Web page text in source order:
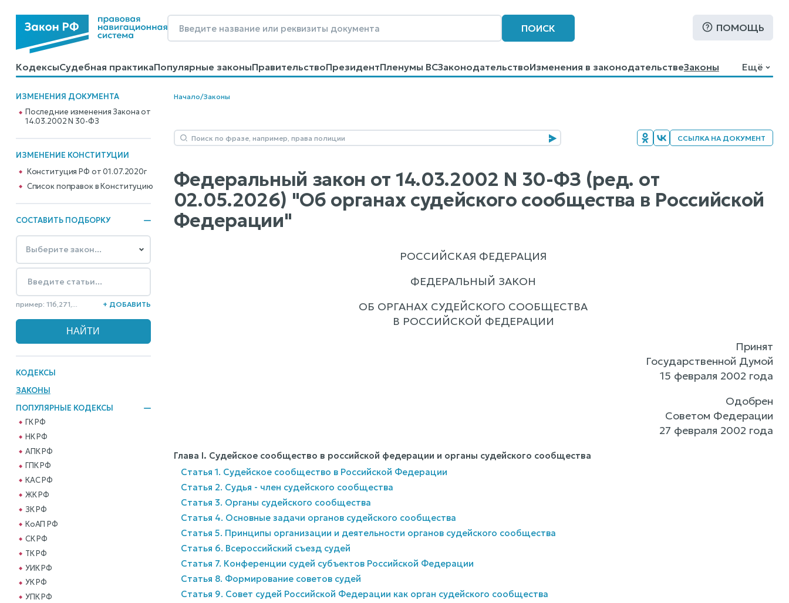
ПОИСК ПОМОЩЬ
КодексыСудебная практикаПопулярные законыПравительствоПрезидентПленумы ВСЗаконодательствоИзменения в законодательствеЗаконы
КалькуляторыСправочные материалыОбразцы договоровКонтактыПомощьПоиск
Ещё
ИЗМЕНЕНИЯ ДОКУМЕНТА
Последние изменения Закона от
14.03.2002 N 30-ФЗ
ИЗМЕНЕНИЕ КОНСТИТУЦИИ
Конституция РФ от 01.07.2020г
Cписок поправок в Конституцию
СОСТАВИТЬ ПОДБОРКУ
пример: 116,271,... + ДОБАВИТЬ
КОДЕКСЫ
ЗАКОНЫ
ПОПУЛЯРНЫЕ КОДЕКСЫ
ГК РФ
НК РФ
АПК РФ
ГПК РФ
КАС РФ
ЖК РФ
ЗК РФ
КоАП РФ
СК РФ
ТК РФ
УИК РФ
УК РФ
УПК РФ
Начало/Законы
ССЫЛКА НА ДОКУМЕНТ
Федеральный закон от 14.03.2002 N 30-ФЗ (ред. от
02.05.2026) "Об органах судейского сообщества в Российской
Федерации"
РОССИЙСКАЯ ФЕДЕРАЦИЯ
ФЕДЕРАЛЬНЫЙ ЗАКОН
ОБ ОРГАНАХ СУДЕЙСКОГО СООБЩЕСТВА
В РОССИЙСКОЙ ФЕДЕРАЦИИ
Принят
Государственной Думой
15 февраля 2002 года
Одобрен
Советом Федерации
27 февраля 2002 года
Глава I. Судейское сообщество в российской федерации и органы судейского сообщества
Статья 1. Судейское сообщество в Российской Федерации
Статья 2. Судья - член судейского сообщества
Статья 3. Органы судейского сообщества
Статья 4. Основные задачи органов судейского сообщества
Статья 5. Принципы организации и деятельности органов судейского сообщества
Статья 6. Всероссийский съезд судей
Статья 7. Конференции судей субъектов Российской Федерации
Статья 8. Формирование советов судей
Статья 9. Совет судей Российской Федерации как орган судейского сообщества